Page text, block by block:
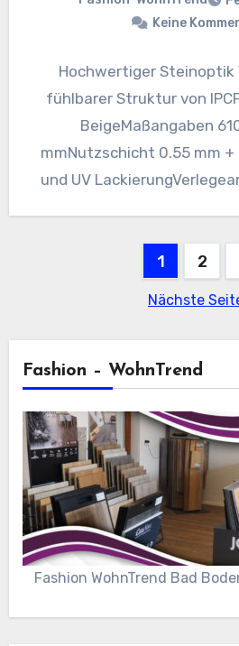
Keine
Hochwertiger Steinoptik
fühlbarer Struktur von
BeigeMaßangaben
mmNutzschicht 0.55 mm
und UV
1 2
Nächste
Fashion – WohnTrend
Fashion WohnTrend Bad